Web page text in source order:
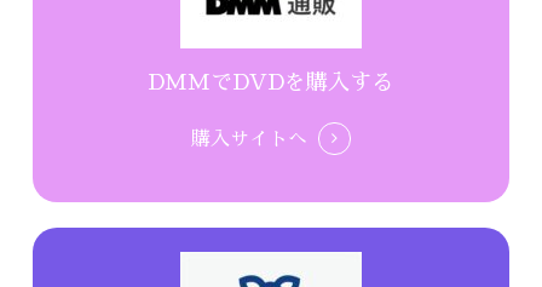
DMMでDVDを購入する
購入サイトへ